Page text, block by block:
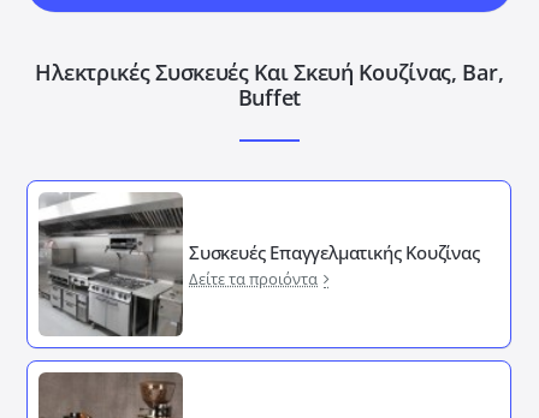
Ηλεκτρικές Συσκευές Και Σκευή Κουζίνας, Bar,
Buffet
Συσκευές Επαγγελματικής Κουζίνας
Δείτε τα προιόντα